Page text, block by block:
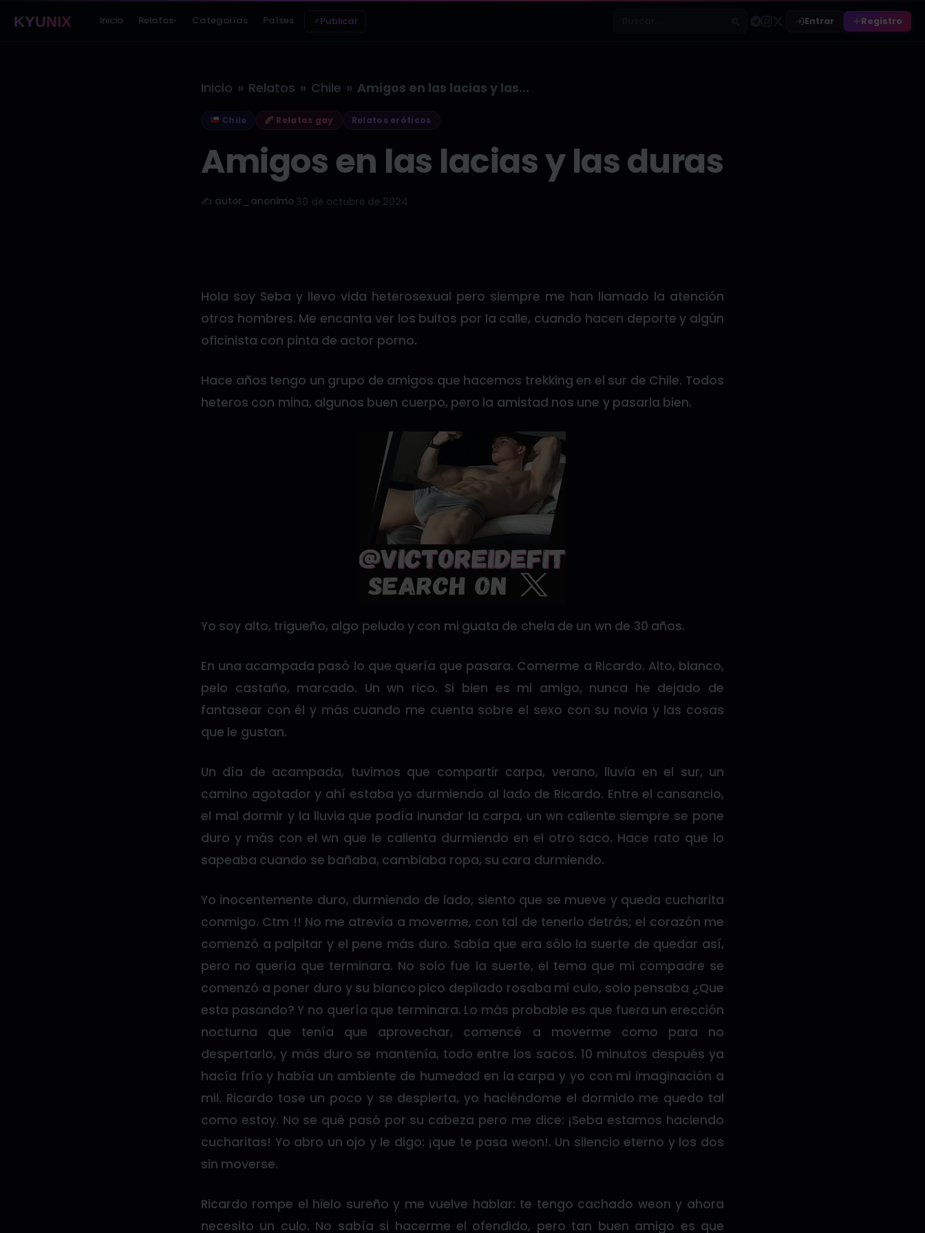
KYUNIX Inicio Relatos▾ Categorías Países Publicar Entrar Registro
Inicio » Relatos » Chile » Amigos en las lacias y las…
Chile Relatos gay Relatos eróticos
Amigos en las lacias y las duras
✍️ autor_anonimo 30 de octubre de 2024
Hola soy Seba y llevo vida heterosexual pero siempre me han llamado la atención
otros hombres. Me encanta ver los bultos por la calle, cuando hacen deporte y algún
oficinista con pinta de actor porno.
Hace años tengo un grupo de amigos que hacemos trekking en el sur de Chile. Todos
heteros con mina, algunos buen cuerpo, pero la amistad nos une y pasarla bien.
Yo soy alto, trigueño, algo peludo y con mi guata de chela de un wn de 30 años.
En una acampada pasó lo que quería que pasara. Comerme a Ricardo. Alto, blanco,
pelo castaño, marcado. Un wn rico. Si bien es mi amigo, nunca he dejado de
fantasear con él y más cuando me cuenta sobre el sexo con su novia y las cosas
que le gustan.
Un día de acampada, tuvimos que compartir carpa, verano, lluvia en el sur, un
camino agotador y ahí estaba yo durmiendo al lado de Ricardo. Entre el cansancio,
el mal dormir y la lluvia que podía inundar la carpa, un wn caliente siempre se pone
duro y más con el wn que le calienta durmiendo en el otro saco. Hace rato que lo
sapeaba cuando se bañaba, cambiaba ropa, su cara durmiendo.
Yo inocentemente duro, durmiendo de lado, siento que se mueve y queda cucharita
conmigo. Ctm !! No me atrevía a moverme, con tal de tenerlo detrás; el corazón me
comenzó a palpitar y el pene más duro. Sabía que era sólo la suerte de quedar así,
pero no quería que terminara. No solo fue la suerte, el tema que mi compadre se
comenzó a poner duro y su blanco pico depilado rosaba mi culo, solo pensaba ¿Que
esta pasando? Y no quería que terminara. Lo más probable es que fuera un erección
nocturna que tenía que aprovechar, comencé a moverme como para no
despertarlo, y más duro se mantenía, todo entre los sacos. 10 minutos después ya
hacía frío y había un ambiente de humedad en la carpa y yo con mi imaginación a
mil. Ricardo tose un poco y se despierta, yo haciéndome el dormido me quedo tal
como estoy. No se qué pasó por su cabeza pero me dice: ¡Seba estamos haciendo
cucharitas! Yo abro un ojo y le digo: ¡que te pasa weon!. Un silencio eterno y los dos
sin moverse.
Ricardo rompe el hielo sureño y me vuelve hablar: te tengo cachado weon y ahora
necesito un culo. No sabía si hacerme el ofendido, pero tan buen amigo es que